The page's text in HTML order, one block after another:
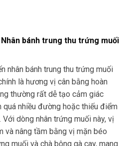
bánh trung thu trứng muối
nhân bánh trung thu trứng muối
là hương vị cân bằng hoàn
thường rất dễ tạo cảm giác
quá nhiều đường hoặc thiếu điểm
Với dòng nhân trứng muối này, vị
và nâng tầm bằng vị mặn béo
muối và chà bông gà cay, mang